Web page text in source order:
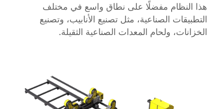
هذا النظام مفضلًا على نطاق واسع في مختلف
التطبيقات الصناعية، مثل تصنيع الأنابيب، وتصنيع
الخزانات، ولحام المعدات الصناعية الثقيلة.